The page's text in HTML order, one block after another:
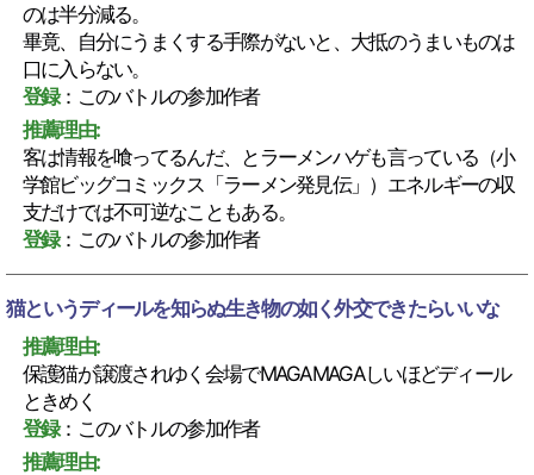
のは半分減る。
畢竟、自分にうまくする手際がないと、大抵のうまいものは
口に入らない。
登録：このバトルの参加作者
推薦理由:
客は情報を喰ってるんだ、とラーメンハゲも言っている（小
学館ビッグコミックス「ラーメン発見伝」）エネルギーの収
支だけでは不可逆なこともある。
登録：このバトルの参加作者
猫というディールを知らぬ生き物の如く外交できたらいいな
推薦理由:
保護猫が譲渡されゆく会場でMAGAMAGAしいほどディール
ときめく
登録：このバトルの参加作者
推薦理由: